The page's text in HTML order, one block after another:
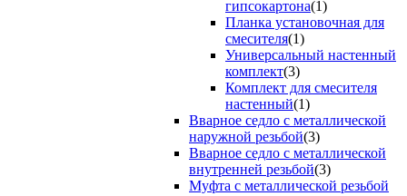
гипсокартона(1)
Планка установочная для
смесителя(1)
Универсальный настенный
комплект(3)
Комплект для смесителя
настенный(1)
Вварное седло с металлической
наружной резьбой(3)
Вварное седло с металлической
внутренней резьбой(3)
Муфта с металлической резьбой